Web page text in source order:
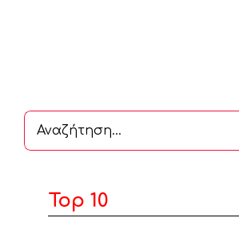
Αναζήτηση
...
Top 10